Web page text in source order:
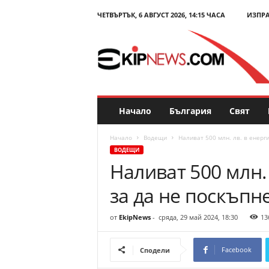
ЧЕТВЪРТЪК, 6 АВГУСТ 2026, 14:15 ЧАСА
E
p
N
н
Начало България Свят
Начало Водещи Наливат 500 млн. лв. в
ВОДЕЩИ
Наливат 500
за да не
от EkipNews- сряда, 29 май 2024, 18:30
Сподели Facebook